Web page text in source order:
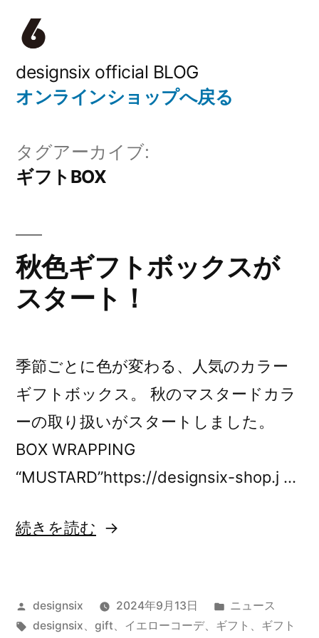
designsix official BLOG
オンラインショップへ戻る
タグアーカイブ:
ギフトBOX
秋色ギフトボックスが
スタート！
季節ごとに色が変わる、人気のカラー
ギフトボックス。 秋のマスタードカラ
ーの取り扱いがスタートしました。
BOX WRAPPING
“MUSTARD”https://designsix-shop.j …
“秋
フ
続きを読む
投
稿
designsix 2024年9月13日
カ
テ
ニュース
タ
designsix、 gift、 イエローコーデ、 ギフト 、 ギフト